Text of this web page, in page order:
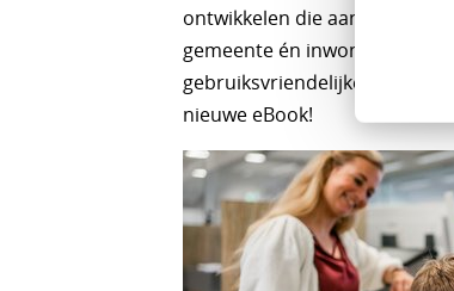
ontwikkelen die aansluiten bij
gemeente én inwoner. En
gebruiksvriendelijker en
nieuwe eBook!